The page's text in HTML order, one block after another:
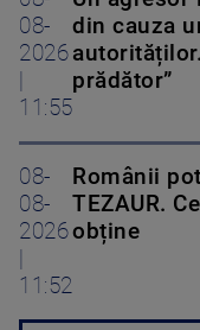
08-
2026
11:55
din cauza
prădător”
08-
08-
2026
11:52
Românii
TEZAUR.
obține